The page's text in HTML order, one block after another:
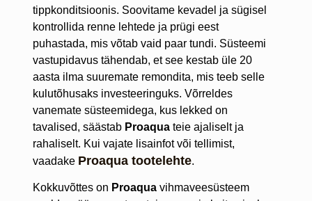
tippkonditsioonis. Soovitame kevadel ja sügisel
kontrollida renne lehtede ja prügi eest
puhastada, mis võtab vaid paar tundi. Süsteemi
vastupidavus tähendab, et see kestab üle 20
aasta ilma suuremate remondita, mis teeb selle
kulutõhusaks investeeringuks. Võrreldes
vanemate süsteemidega, kus lekked on
tavalised, säästab Proaquateie ajaliselt ja
rahaliselt. Kui vajate lisainfot või tellimist,
vaadake Proaqua tootelehte.
Kokkuvõttes on Proaquavihmaveesüsteem